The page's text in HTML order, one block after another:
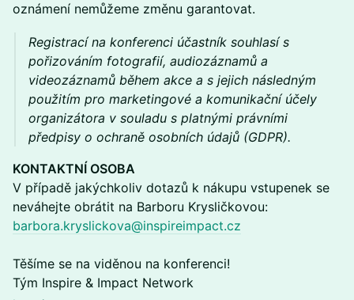
oznámení nemůžeme změnu garantovat.
Registrací na konferenci účastník souhlasí s
pořizováním fotografií, audiozáznamů a
videozáznamů během akce a s jejich následným
použitím pro marketingové a komunikační účely
organizátora v souladu s platnými právními
předpisy o ochraně osobních údajů (GDPR).
KONTAKTNÍ OSOBA
V případě jakýchkoliv dotazů k nákupu vstupenek se
neváhejte obrátit na Barboru Krysličkovou:
barbora.kryslickova@inspireimpact.cz
Těšíme se na viděnou na konferenci!
Tým Inspire & Impact Network